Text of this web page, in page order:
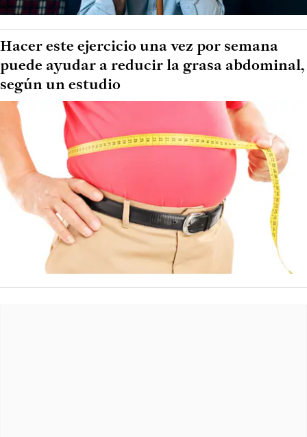
Hacer este ejercicio una vez por semana
puede ayudar a reducir la grasa abdominal,
según un estudio